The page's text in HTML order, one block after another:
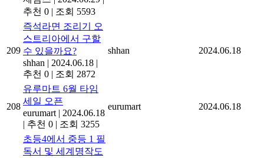
추천 0 | 조회 5593
209
즉석라면 조리기 오
스트리아에서 구할
수 있을까요?
shhan | 2024.06.18 |
추천 0 | 조회 2872
shhan 2024.06.18
208
유루마트 6월 타임
세일 오픈
eurumart | 2024.06.18
| 추천 0 | 조회 3255
eurumart 2024.06.18
초등4에서 중등 1 필
독서 및 세계명작도